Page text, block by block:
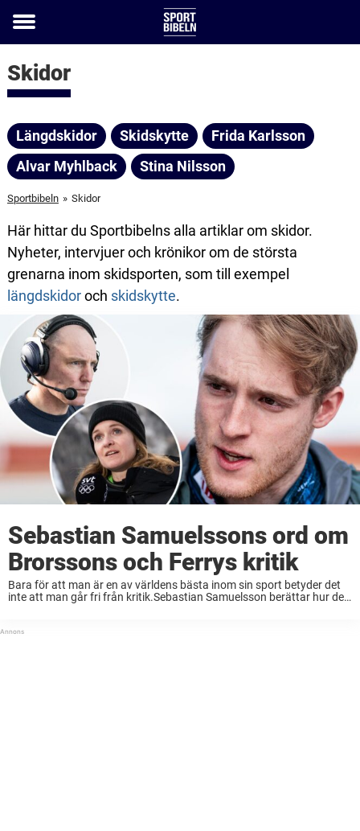
Toggle
Skidor
Längdskidor Skidskytte
Frida Karlsson
Alvar Myhlback
Stina Nilsson
Sportbibeln » Skidor
Här hittar du Sportbibelns alla artiklar om skidor.
Nyheter, intervjuer och krönikor om de största
grenarna inom skidsporten, som till exempel
längdskidoroch skidskytte.
Sebastian Samuelssons ord om
Brorssons och Ferrys kritik
Bara för att man är en av världens bästa inom sin sport betyder det
inte att man går fri från kritik.Sebastian Samuelsson berättar hur det